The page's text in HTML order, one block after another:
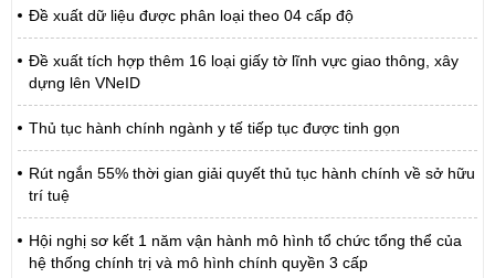
Đề xuất dữ liệu được phân loại theo 04 cấp độ
Đề xuất tích hợp thêm 16 loại giấy tờ lĩnh vực giao thông, xây
dựng lên VNeID
Thủ tục hành chính ngành y tế tiếp tục được tinh gọn
Rút ngắn 55% thời gian giải quyết thủ tục hành chính về sở hữu
trí tuệ
Hội nghị sơ kết 1 năm vận hành mô hình tổ chức tổng thể của
hệ thống chính trị và mô hình chính quyền 3 cấp